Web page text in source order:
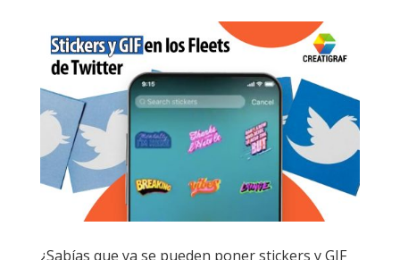
¿Sabías que ya se pueden poner stickers y GIF